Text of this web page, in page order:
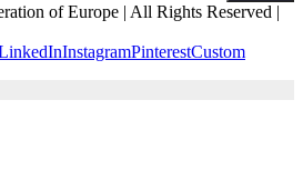
of Europe | All Rights Reserved |
InstagramPinterestCustom